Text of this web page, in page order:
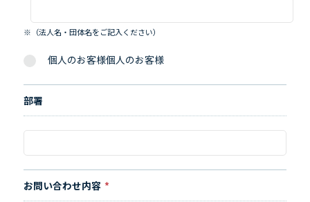
※（法人名・団体名をご記入ください）
個人のお客様個人のお客様
部署
お問い合わせ内容 *